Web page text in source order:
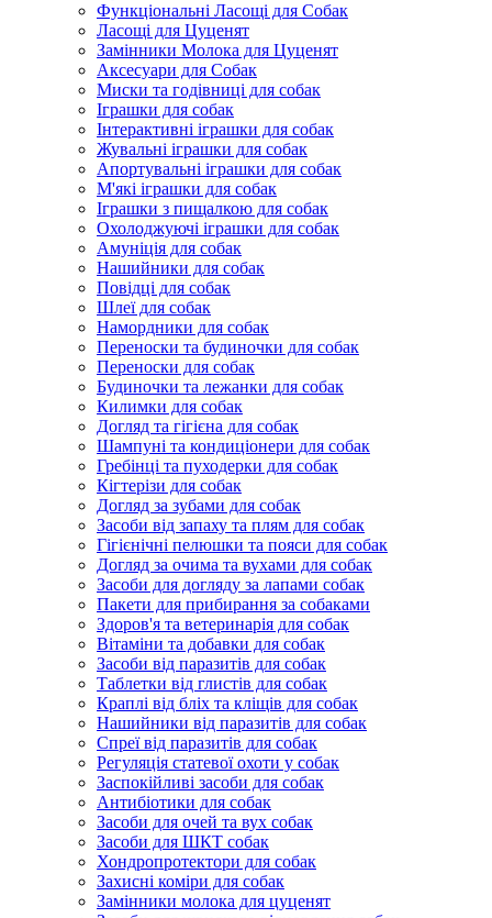
Функціональні Ласощі для Собак
Ласощі для Цуценят
Замінники Молока для Цуценят
Аксесуари для Собак
Миски та годівниці для собак
Іграшки для собак
Інтерактивні іграшки для собак
Жувальні іграшки для собак
Апортувальні іграшки для собак
М'які іграшки для собак
Іграшки з пищалкою для собак
Охолоджуючі іграшки для собак
Амуніція для собак
Нашийники для собак
Повідці для собак
Шлеї для собак
Намордники для собак
Переноски та будиночки для собак
Переноски для собак
Будиночки та лежанки для собак
Килимки для собак
Догляд та гігієна для собак
Шампуні та кондиціонери для собак
Гребінці та пуходерки для собак
Кігтерізи для собак
Догляд за зубами для собак
Засоби від запаху та плям для собак
Гігієнічні пелюшки та пояси для собак
Догляд за очима та вухами для собак
Засоби для догляду за лапами собак
Пакети для прибирання за собаками
Здоров'я та ветеринарія для собак
Вітаміни та добавки для собак
Засоби від паразитів для собак
Таблетки від глистів для собак
Краплі від бліх та кліщів для собак
Нашийники від паразитів для собак
Спреї від паразитів для собак
Регуляція статевої охоти у собак
Заспокійливі засоби для собак
Антибіотики для собак
Засоби для очей та вух собак
Засоби для ШКТ собак
Хондропротектори для собак
Захисні коміри для собак
Замінники молока для цуценят